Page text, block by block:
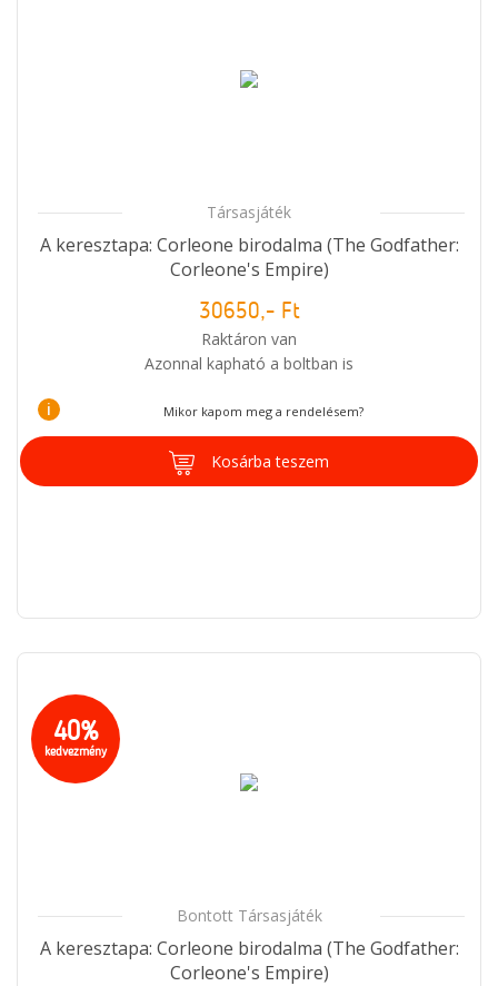
Társasjáték
A keresztapa: Corleone birodalma (The Godfather:
Corleone's Empire)
30650,- Ft
Raktáron van
Azonnal kapható a boltban is
i Mikor kapom meg a rendelésem?
Kosárba teszem
40%
kedvezmény
Bontott Társasjáték
A keresztapa: Corleone birodalma (The Godfather:
Corleone's Empire)